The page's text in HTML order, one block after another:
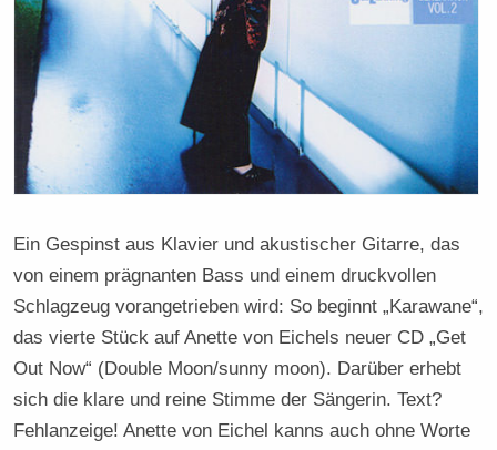
Ein Gespinst aus Klavier und akustischer Gitarre, das
von einem prägnanten Bass und einem druckvollen
Schlagzeug vorangetrieben wird: So beginnt „Karawane“,
das vierte Stück auf Anette von Eichels neuer CD „Get
Out Now“ (Double Moon/sunny moon). Darüber erhebt
sich die klare und reine Stimme der Sängerin. Text?
Fehlanzeige! Anette von Eichel kanns auch ohne Worte